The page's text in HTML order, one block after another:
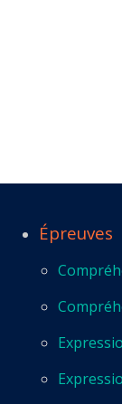
Épreuves